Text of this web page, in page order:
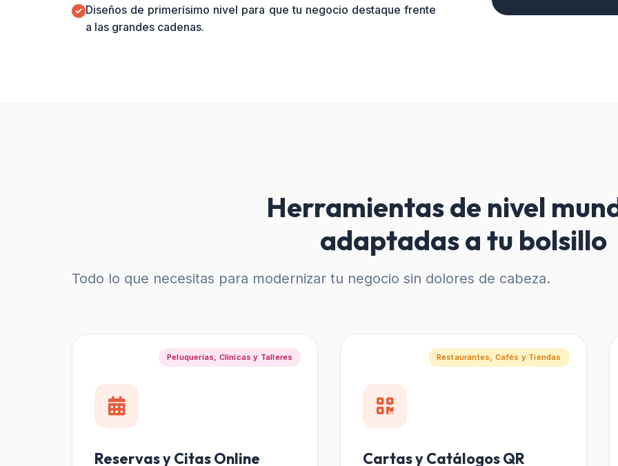
Diseños de primerísimo nivel para que tu negocio destaque frente
a las grandes cadenas.
Herramientas de nivel
adaptadas a tu bolsillo
Todo lo que necesitas para modernizar tu negocio sin dolores de cabeza.
Peluquerías, Clínicas y Talleres
Reservas y Citas Online
Restaurantes, Cafés y Tiendas
Cartas y Catálogos QR